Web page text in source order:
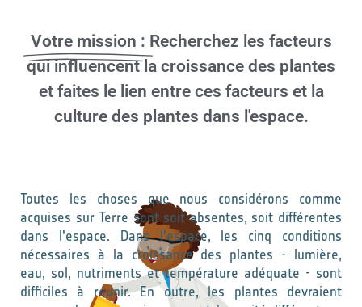
Votre mission : Recherchez les facteurs
qui influencent la croissance des plantes
et faites le lien entre ces facteurs et la
culture des plantes dans l'espace.
Toutes les choses que nous considérons comme
acquises sur Terre sont soit absentes, soit différentes
dans l'espace. Dans l'espace, les cinq conditions
nécessaires à la croissance des plantes - lumière,
eau, sol, nutriments et température adéquate - sont
difficiles à réunir. En outre, les plantes devraient